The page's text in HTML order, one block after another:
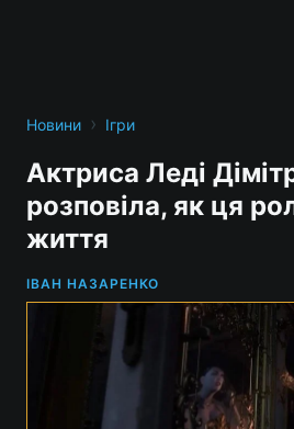
Новини › Ігри
Актриса Леді
розповіла, як ця
життя
ІВАН НАЗАРЕНКО